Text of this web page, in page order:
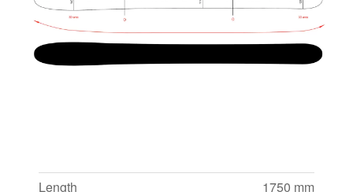
Length
1750 mm